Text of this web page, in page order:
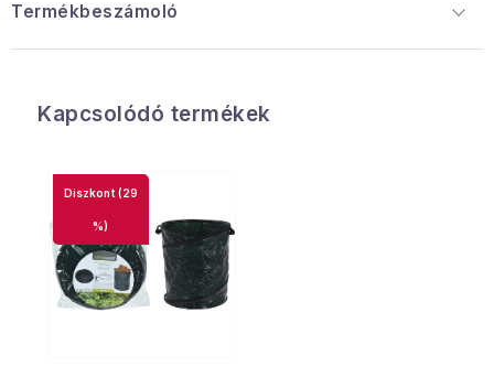
Termékbeszámoló
Kapcsolódó termékek
(29
%)